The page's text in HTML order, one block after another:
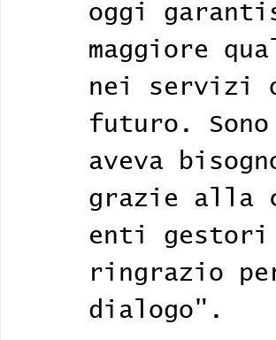
oggi
maggiore
nei servizi
futuro.
aveva
grazie alla
enti
ringrazio
dialogo".